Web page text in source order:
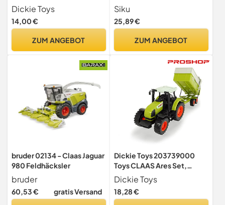
Dickie Toys
14,00 €
ZUM ANGEBOT
Metall/Kunststoff,
Grün/Rot, Bewegliche Teile
Siku
25,89 €
ZUM ANGEBOT
bruder 02134 - Claas Jaguar
980 Feldhäcksler
bruder
60,53 € gratis Versand
Dickie Toys 203739000
Toys CLAAS Ares Set,
großer Traktor mit Anhänger
und Kippmechanismus, 57
cm lang, für Kinder ab 3
Dickie Toys
18,28 €